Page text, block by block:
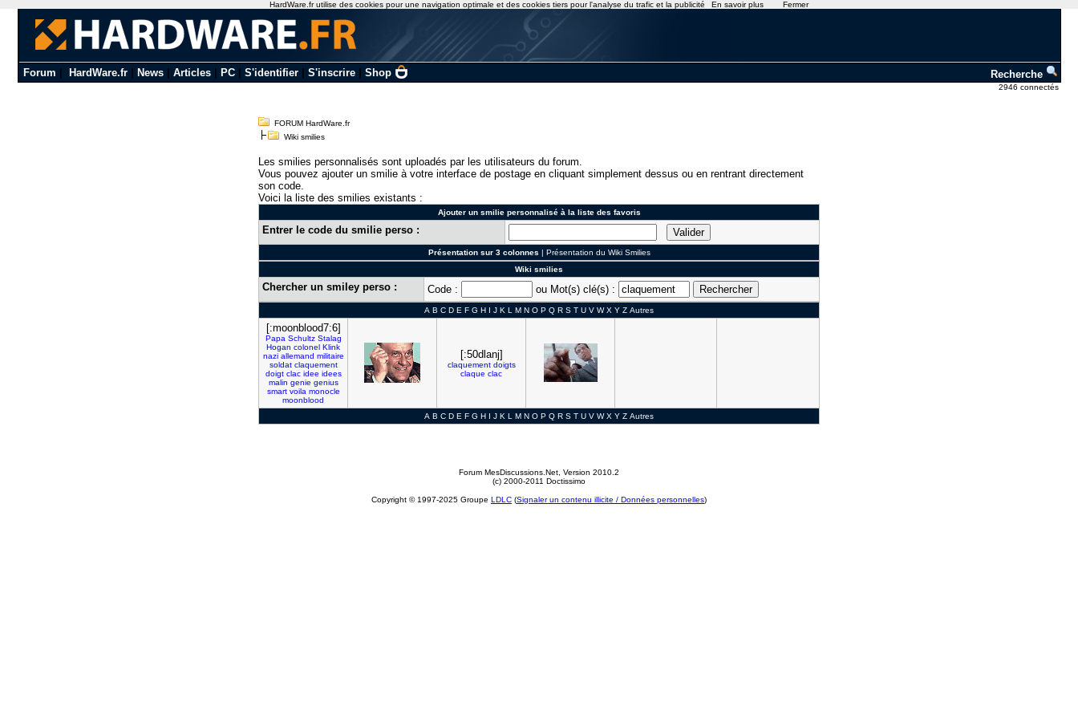
Forum HardWare.fr| News| Articles| PC| S'identifier| S'inscrire| Shop Recherche
2946 connectés
FORUM HardWare.fr
Wiki smilies
Les smilies personnalisés sont uploadés par les utilisateurs du forum.
Vous pouvez ajouter un smilie à votre interface de postage en cliquant simplement dessus ou en rentrant directement
son code.
Voici la liste des smilies existants :
Ajouter un smilie personnalisé à la liste des favoris
Entrer le code du smilie perso :
Présentation sur 3 colonnes | Présentation du Wiki Smilies
Wiki smilies
Chercher un smiley perso : Code : ou Mot(s) clé(s) :
A B C D E F G H I J K L M N O P Q R S T U V W X Y Z Autres
[:moonblood7:6]
Papa Schultz Stalag
Hogan colonel Klink
nazi allemand militaire
soldat claquement
doigt clac idee idees
malin genie genius
smart voila monocle
moonblood
[:50dlanj]
claquement doigts
claque clac
A B C D E F G H I J K L M N O P Q R S T U V W X Y Z Autres
Forum MesDiscussions.Net , Version 2010.2
(c) 2000-2011 Doctissimo
Copyright © 1997-2025 Groupe LDLC (Signaler un contenu illicite / Données personnelles)
HardWare.fr utilise des cookies pour une navigation optimale et des cookies tiers pour l'analyse du trafic et la publicité En savoir plus Fermer